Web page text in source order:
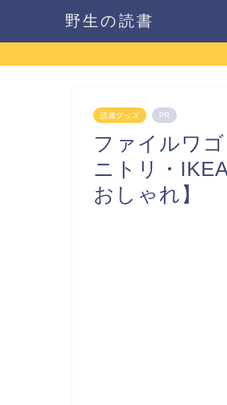
野生の読書
読書グッズ PR
ファイルワ
ニトリ・
おしゃれ】